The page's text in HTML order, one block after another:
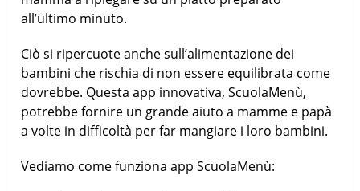
all’ultimo minuto.
Ciò si ripercuote anche sull’alimentazione dei
bambini che rischia di non essere equilibrata come
dovrebbe. Questa app innovativa, ScuolaMenù,
potrebbe fornire un grande aiuto a mamme e papà
a volte in difficoltà per far mangiare i loro bambini.
Vediamo come funziona app ScuolaMenù: